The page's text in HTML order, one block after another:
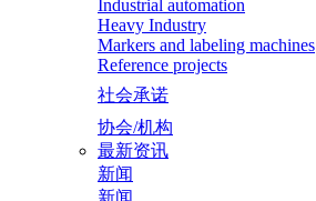
Industrial automation
Heavy Industry
Markers and labeling machines
Reference projects
社会承诺
协会/机构
最新资讯
新闻
新闻